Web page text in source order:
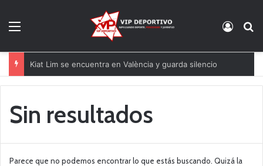
Kiat Lim se encuentra en València y guarda silencio
Sin resultados
Parece que no podemos encontrar lo que estás buscando. Quizá la